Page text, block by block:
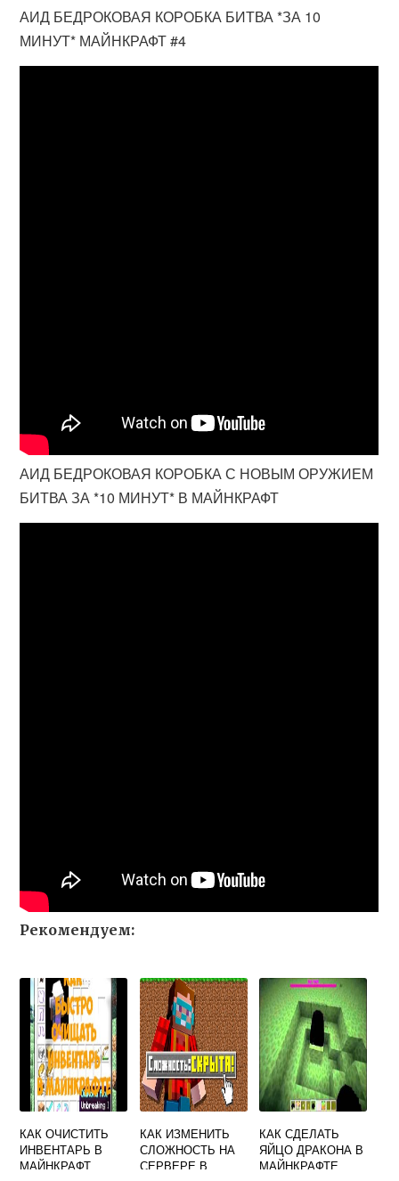
АИД БЕДРОКОВАЯ КОРОБКА БИТВА *ЗА 10
МИНУТ* МАЙНКРАФТ #4
АИД БЕДРОКОВАЯ КОРОБКА С НОВЫМ ОРУЖИЕМ
БИТВА ЗА *10 МИНУТ* В МАЙНКРАФТ
Рекомендуем:
КАК ОЧИСТИТЬ
ИНВЕНТАРЬ В
МАЙНКРАФТ
КАК ИЗМЕНИТЬ
СЛОЖНОСТЬ НА
СЕРВЕРЕ В
КАК СДЕЛАТЬ
ЯЙЦО ДРАКОНА В
МАЙНКРАФТЕ